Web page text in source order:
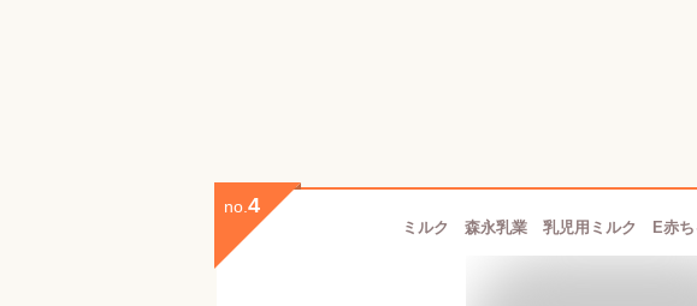
no. 4
ミルク 森永乳業 乳児用ミルク E赤